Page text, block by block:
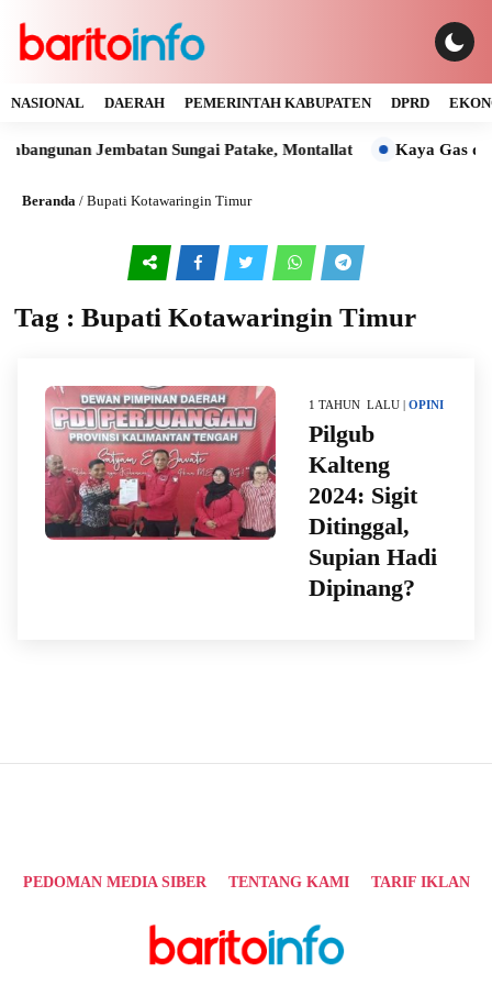
NASIONAL DAERAH PEMERINTAH KABUPATEN DPRD
Jembatan Sungai Patake, Montallat Kaya Gas
Beranda / Bupati Kotawaringin Timur
Tag : Bupati Kotawaringin Timur
1 TAHUN LALU | OPINI
Pilgub
Kalteng
2024: Sigit
Ditinggal,
Supian Hadi
Dipinang?
PEDOMAN MEDIA SIBER TENTANG KAMI TARIF IKLAN